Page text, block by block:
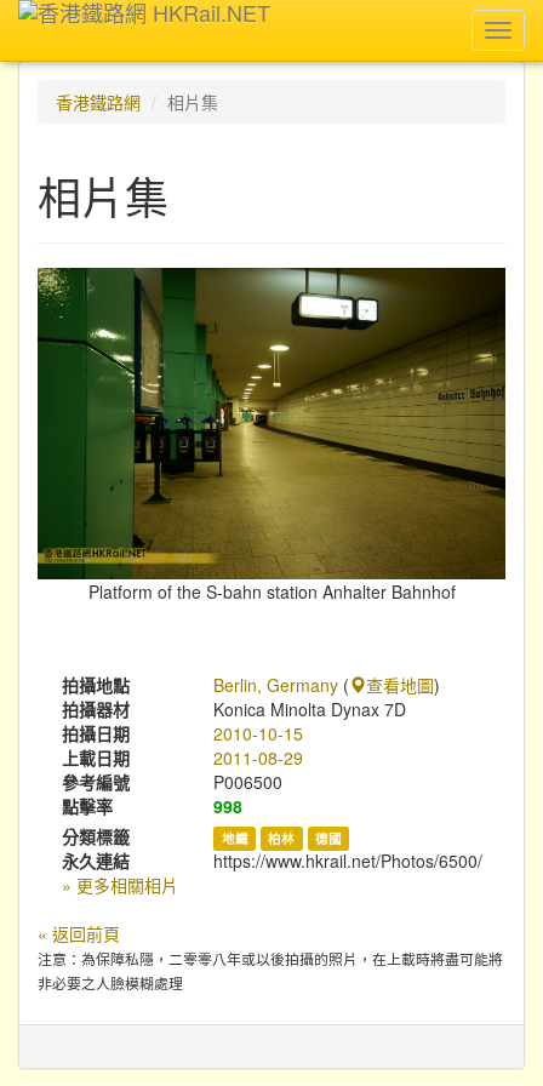
香港鐵路網
相片集
相片集
Platform of the S-bahn station Anhalter Bahnhof
拍攝地點 Berlin, Germany ( 查看地圖)
拍攝器材
Konica Minolta Dynax 7D
拍攝日期
2010-10-15
上載日期
2011-08-29
參考編號
P006500
點擊率
998
分類標籤
地鐵 柏林 德國
永久連結
https://www.hkrail.net/Photos/6500/
» 更多相關相片
« 返回前頁
注意：為保障私隱，二零零八年或以後拍攝的照片，在上載時將盡可能將
非必要之人臉模糊處理